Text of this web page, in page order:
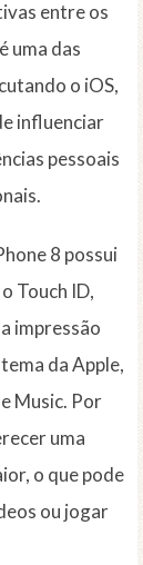
entre os
uma das
o iOS,
influenciar
pessoais
8 possui
Touch ID,
impressão
da Apple,
Music. Por
uma
o que pode
ou jogar